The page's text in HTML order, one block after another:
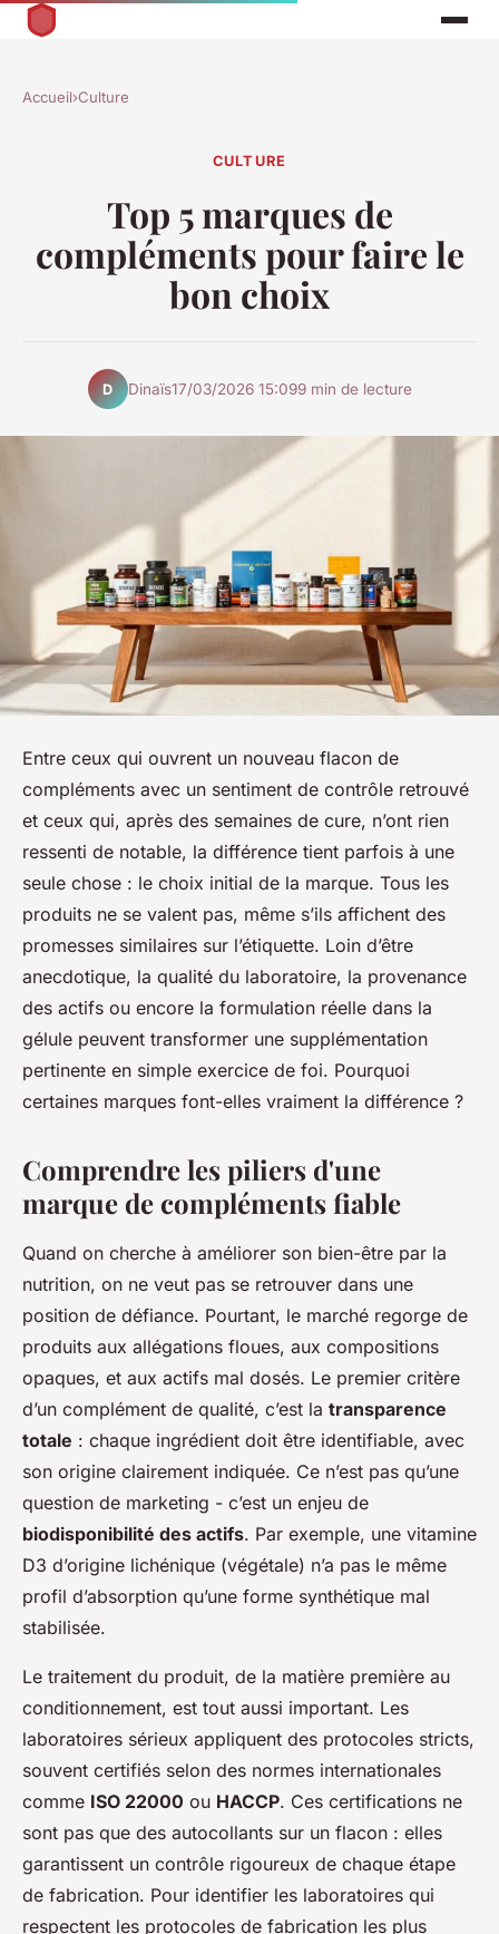
Accueil›Culture
CULTURE
Top 5 marques de
compléments pour faire le
bon choix
D Dinaïs17/03/2026 15:099 min de lecture
Entre ceux qui ouvrent un nouveau flacon de
compléments avec un sentiment de contrôle retrouvé
et ceux qui, après des semaines de cure, n’ont rien
ressenti de notable, la différence tient parfois à une
seule chose : le choix initial de la marque. Tous les
produits ne se valent pas, même s’ils affichent des
promesses similaires sur l’étiquette. Loin d’être
anecdotique, la qualité du laboratoire, la provenance
des actifs ou encore la formulation réelle dans la
gélule peuvent transformer une supplémentation
pertinente en simple exercice de foi. Pourquoi
certaines marques font-elles vraiment la différence ?
Comprendre les piliers d'une
marque de compléments fiable
Quand on cherche à améliorer son bien-être par la
nutrition, on ne veut pas se retrouver dans une
position de défiance. Pourtant, le marché regorge de
produits aux allégations floues, aux compositions
opaques, et aux actifs mal dosés. Le premier critère
d’un complément de qualité, c’est la transparence
totale : chaque ingrédient doit être identifiable, avec
son origine clairement indiquée. Ce n’est pas qu’une
question de marketing - c’est un enjeu de
biodisponibilité des actifs. Par exemple, une vitamine
D3 d’origine lichénique (végétale) n’a pas le même
profil d’absorption qu’une forme synthétique mal
stabilisée.
Le traitement du produit, de la matière première au
conditionnement, est tout aussi important. Les
laboratoires sérieux appliquent des protocoles stricts,
souvent certifiés selon des normes internationales
comme ISO 22000 ou HACCP. Ces certifications ne
sont pas que des autocollants sur un flacon : elles
garantissent un contrôle rigoureux de chaque étape
de fabrication. Pour identifier les laboratoires qui
respectent les protocoles de fabrication les plus